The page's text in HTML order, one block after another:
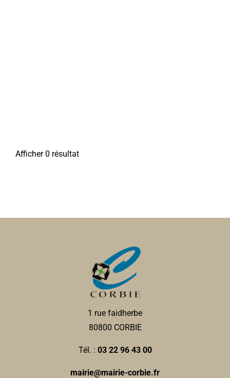
Afficher 0 résultat
1 rue faidherbe
80800 CORBIE
Tél. : 03 22 96 43 00
mairie@mairie-corbie.fr